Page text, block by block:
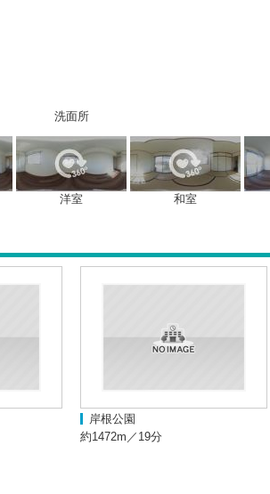
洗面所
洋室 和室
岸根公園
約1472m／19分